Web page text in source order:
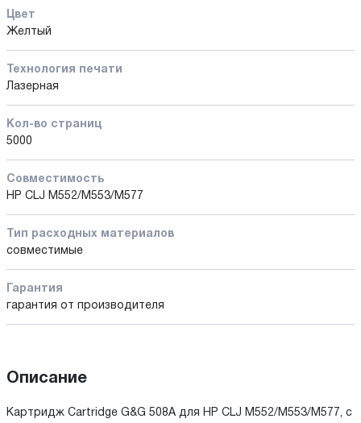
Цвет
Желтый
Технология печати
Лазерная
Кол-во страниц
5000
Совместимость
HP CLJ M552/M553/M577
Тип расходных материалов
совместимые
Гарантия
гарантия от производителя
Описание
Картридж Cartridge G&G 508A для HP CLJ M552/M553/M577, с